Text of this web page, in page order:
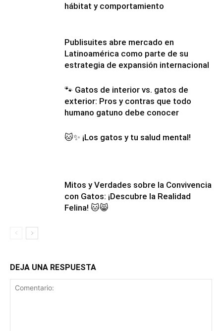
hábitat y comportamiento
Publisuites abre mercado en
Latinoamérica como parte de su
estrategia de expansión internacional
🐾 Gatos de interior vs. gatos de
exterior: Pros y contras que todo
humano gatuno debe conocer
🐱✨ ¡Los gatos y tu salud mental!
Mitos y Verdades sobre la Convivencia
con Gatos: ¡Descubre la Realidad
Felina! 🐱😸
DEJA UNA RESPUESTA